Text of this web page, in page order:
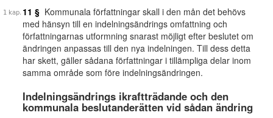
11 § Kommunala författningar skall i den mån det behövs
med hänsyn till en indelningsändrings omfattning och
författningarnas utformning snarast möjligt efter beslutet om
ändringen anpassas till den nya indelningen. Till dess detta
har skett, gäller sådana författningar i tillämpliga delar inom
samma område som före indelningsändringen.
Indelningsändrings ikraftträdande och den
kommunala beslutanderätten vid sådan ändring